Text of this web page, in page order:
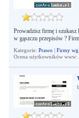
Prowadzisz firmę i szukasz
w gąszczu przepisów ?
Kategorie: Prawo | Firmy
Ocena użytkowników www: